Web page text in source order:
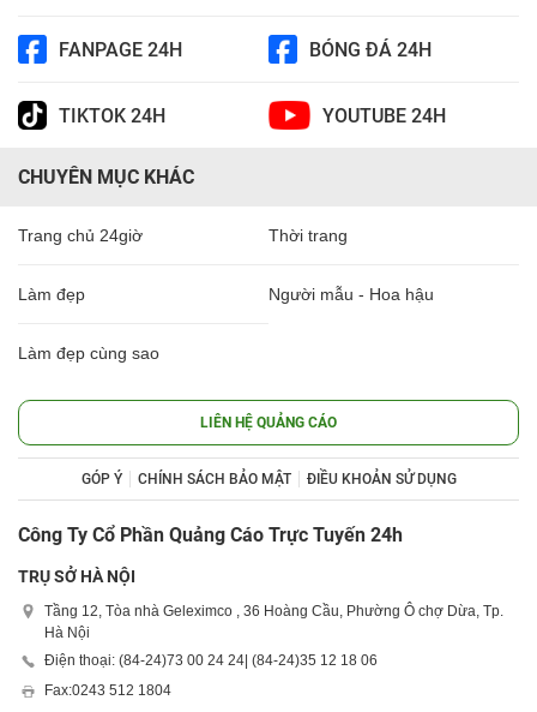
FANPAGE 24H BÓNG ĐÁ 24H
TIKTOK 24H YOUTUBE 24H
CHUYÊN MỤC KHÁC
Trang chủ 24giờ Thời trang
Làm đẹp Người mẫu - Hoa hậu
Làm đẹp cùng sao
LIÊN HỆ QUẢNG CÁO
GÓP Ý CHÍNH SÁCH BẢO MẬT ĐIỀU KHOẢN SỬ DỤNG
Công Ty Cổ Phần Quảng Cáo Trực Tuyến 24h
TRỤ SỞ HÀ NỘI
Tầng 12, Tòa nhà Geleximco , 36 Hoàng Cầu, Phường Ô chợ Dừa, Tp.
Hà Nội
Điện thoại: (84-24)73 00 24 24 | (84-24)35 12 18 06
Fax:0243 512 1804